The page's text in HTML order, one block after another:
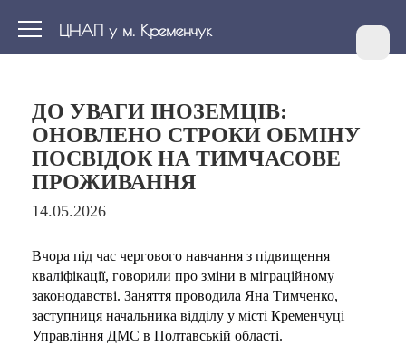
ЦНАП у м. Кременчук
ДО УВАГИ ІНОЗЕМЦІВ:
ОНОВЛЕНО СТРОКИ ОБМІНУ
ПОСВІДОК НА ТИМЧАСОВЕ
ПРОЖИВАННЯ
14.05.2026
Вчора під час чергового навчання з підвищення
кваліфікації, говорили про зміни в міграційному
законодавстві. Заняття проводила Яна Тимченко,
заступниця начальника відділу у місті Кременчуці
Управління ДМС в Полтавській області.